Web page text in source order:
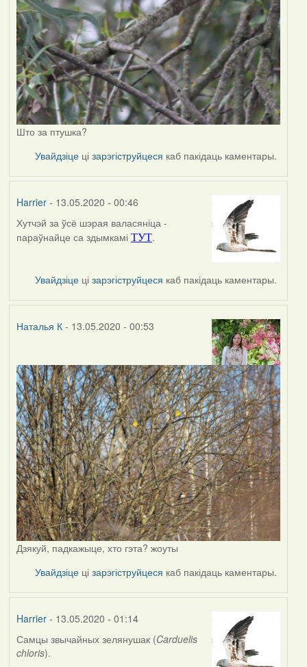
Што за птушка?
Увайдзіце цізарэгіструйцеся каб пакідаць каментары.
Harrier- 13.05.2020 - 00:46
In
reply
Наталья
К
Хутчэй за ўсё шэрая валасяніца -
параўнайце са здымкамі ТУТ.
Увайдзіце цізарэгіструйцеся каб пакідаць каментары.
Наталья К- 13.05.2020 - 00:53
Дзякуй, падкажыце, хто гэта? жоуты
Увайдзіце цізарэгіструйцеся каб пакідаць каментары.
Harrier- 13.05.2020 - 01:14
In
reply
Самцы звычайных зелянушак (Carduelis
chloris).